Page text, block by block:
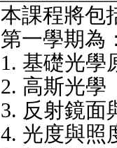
本課程將包
第一學期為
1. 基礎光學
2. 高斯光學
3. 反射鏡面
4. 光度與照